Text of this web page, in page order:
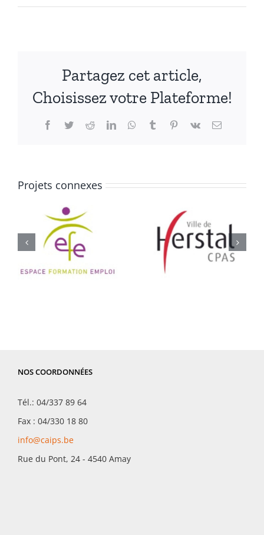
Partagez cet article,
Choisissez votre Plateforme!
Facebook
TwitterRedditLinkedInWhatsApp
TumblrPinterest
Vk Email
Projets connexes
CPAS
HERSTAL
CPAS
NOS COORDONNÉES
Tél.: 04/337 89 64
Fax : 04/330 18 80
info@caips.be
Rue du Pont, 24 - 4540 Amay